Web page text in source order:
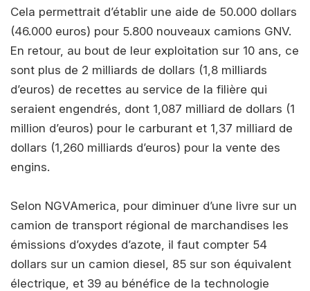
Cela permettrait d’établir une aide de 50.000 dollars
(46.000 euros) pour 5.800 nouveaux camions GNV.
En retour, au bout de leur exploitation sur 10 ans, ce
sont plus de 2 milliards de dollars (1,8 milliards
d’euros) de recettes au service de la filière qui
seraient engendrés, dont 1,087 milliard de dollars (1
million d’euros) pour le carburant et 1,37 milliard de
dollars (1,260 milliards d’euros) pour la vente des
engins.
Selon NGVAmerica, pour diminuer d’une livre sur un
camion de transport régional de marchandises les
émissions d’oxydes d’azote, il faut compter 54
dollars sur un camion diesel, 85 sur son équivalent
électrique, et 39 au bénéfice de la technologie